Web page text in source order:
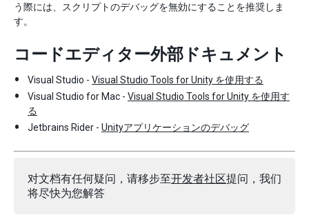
う際には、スクリプトのデバッグを無効にすることを推奨しま
す。
コードエディター外部ドキュメント
Visual Studio - Visual Studio Tools for Unity を使用する
Visual Studio for Mac - Visual Studio Tools for Unity を使用す
る
Jetbrains Rider - Unityアプリケーションのデバッグ
对文档有任何疑问，请移步至开发者社区提问，我们
将尽快为您解答